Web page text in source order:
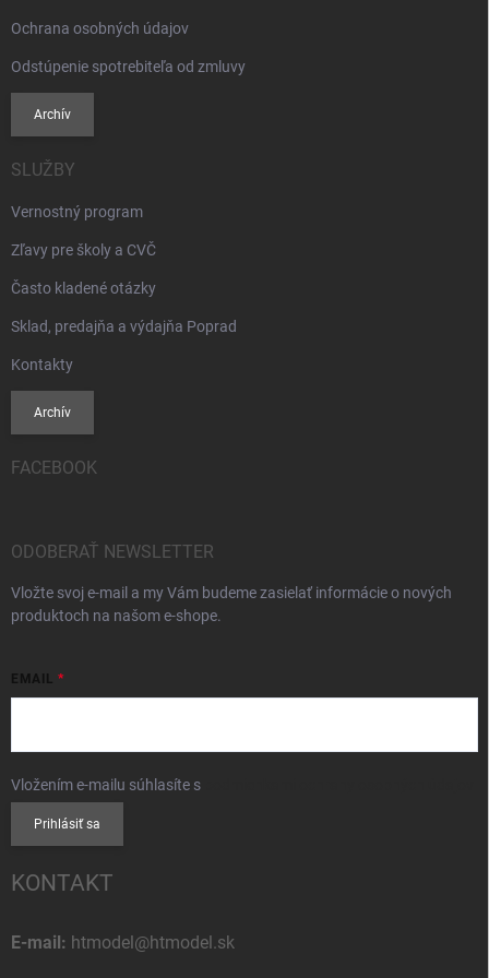
Ochrana osobných údajov
Odstúpenie spotrebiteľa od zmluvy
Archív
SLUŽBY
Vernostný program
Zľavy pre školy a CVČ
Často kladené otázky
Sklad, predajňa a výdajňa Poprad
Kontakty
Archív
FACEBOOK
ODOBERAŤ NEWSLETTER
Vložte svoj e-mail a my Vám budeme zasielať informácie o nových
produktoch na našom e-shope.
EMAIL
Vložením e-mailu súhlasíte s
Prihlásiť sa
KONTAKT
E-mail: htmodel@htmodel.sk